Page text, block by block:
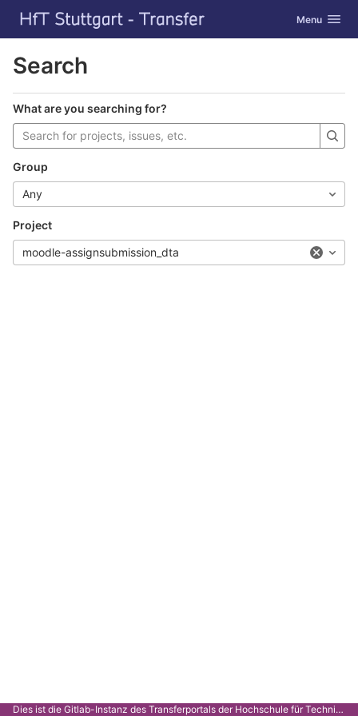
Skip to content
GitLab Toggle
Menu
Search
What are you searching for?
Group
Any
Project
moodle-assignsubmission_dta
Dies ist die Gitlab-Instanz des Transferportals der Hochschule für Technik Stuttgart.